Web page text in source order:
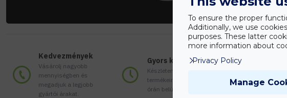
Kedvezmények
Vásárolj nagyobb
mennyiségben és
megadjuk a legjobb
gyártói árakat.
Gyors kiszállítás
Készleten lévő
termékeinket akár 24
órán belül megkaphatod!
To ensure the proper
Additionally, we use
purposes. These latter
more information about
Privacy Policy
Manage